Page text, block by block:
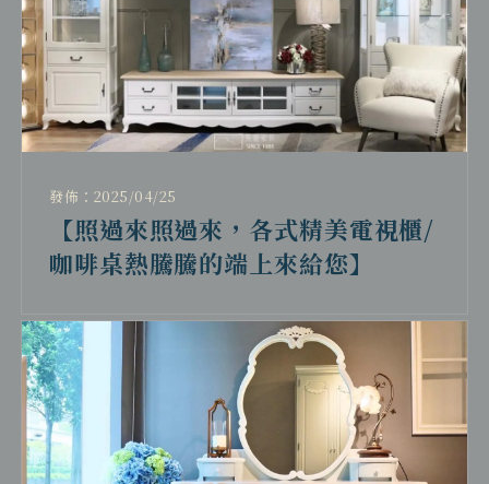
【照過來照過來，各式精美電視櫃/
咖啡桌熱騰騰的端上來給您】
發佈：2025/04/25